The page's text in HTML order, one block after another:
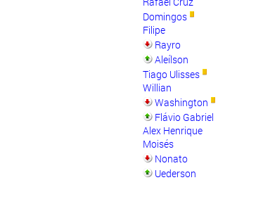
Domingos
Filipe
Rayro
Aleílson
Tiago Ulisses
Willian
Washington
Flávio Gabriel
Alex Henrique
Moisés
Nonato
Uederson